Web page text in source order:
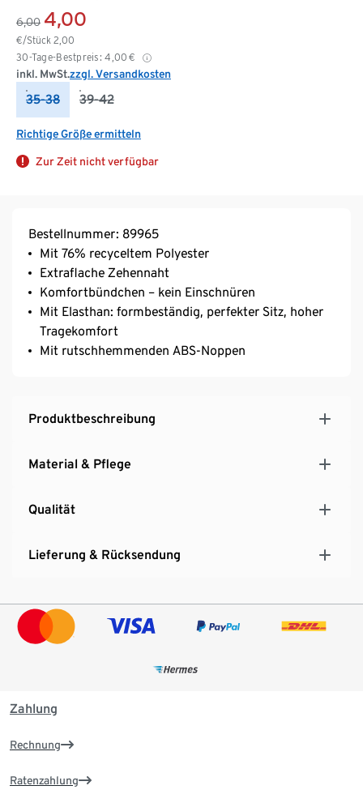
6,00 4,00
€/Stück 2,00
30-Tage-Bestpreis: 4,00 €
inkl. MwSt.zzgl. Versandkosten
35-38 39-42
Richtige Größe ermitteln
Zur Zeit nicht verfügbar
Bestellnummer: 89965
Mit 76% recyceltem Polyester
Extraflache Zehennaht
Komfortbündchen – kein Einschnüren
Mit Elasthan: formbeständig, perfekter Sitz, hoher
Tragekomfort
Mit rutschhemmenden ABS-Noppen
Produktbeschreibung
Material & Pflege
Qualität
Lieferung & Rücksendung
Zahlung
Rechnung
Ratenzahlung